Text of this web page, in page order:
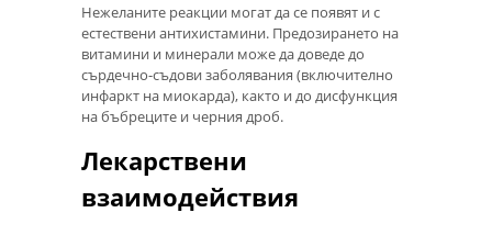
Нежеланите реакции могат да се появят и с
естествени антихистамини. Предозирането на
витамини и минерали може да доведе до
сърдечно-съдови заболявания (включително
инфаркт на миокарда), както и до дисфункция
на бъбреците и черния дроб.
Лекарствени
взаимодействия